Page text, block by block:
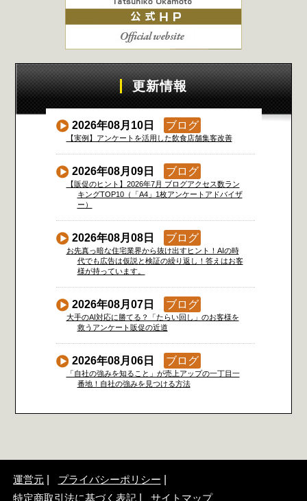
更新情報
2026年08月10日 ブログ
【実例】アンケートを活用した飲食店舗集客改善
2026年08月09日 ブログ
【販促のヒント】2026年7月 ブログアクセス数ラン
キングTOP10（「A4」1枚アンケートアドバイザ
ー）
2026年08月08日 ブログ
お先真っ暗な住宅業界から抜け出すヒント！AIの時
代でも広告は仮説と検証の繰り返し！答えはお客
様が持っています。
2026年08月07日 ブログ
大手のAI対応に勝てる？「たらい回し」のお客様を
救うアンケート販促の近道
2026年08月06日 ブログ
「自社の強みを知ること」が売上アップの一丁目一
番地！自社の強みを見つける方法
運営元
プライバシーポリシー
特定商取引法に基づく表記
サイトマップ